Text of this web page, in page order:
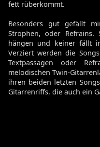
fett rüberkommt.
Besonders gut gefällt
Strophen, oder
hängen und keiner fällt
Verziert werden die
Textpassagen oder
melodischen Twin-
ihren beiden letzten
Gitarrenriffs, die auch ein